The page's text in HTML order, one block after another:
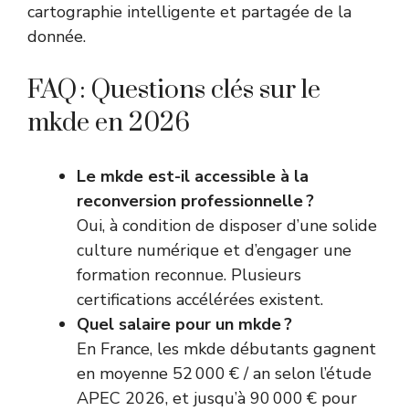
cartographie intelligente et partagée de la
donnée.
FAQ : Questions clés sur le
mkde en 2026
Le mkde est-il accessible à la
reconversion professionnelle ?
Oui, à condition de disposer d’une solide
culture numérique et d’engager une
formation reconnue. Plusieurs
certifications accélérées existent.
Quel salaire pour un mkde ?
En France, les mkde débutants gagnent
en moyenne 52 000 € / an selon l’étude
APEC 2026, et jusqu’à 90 000 € pour